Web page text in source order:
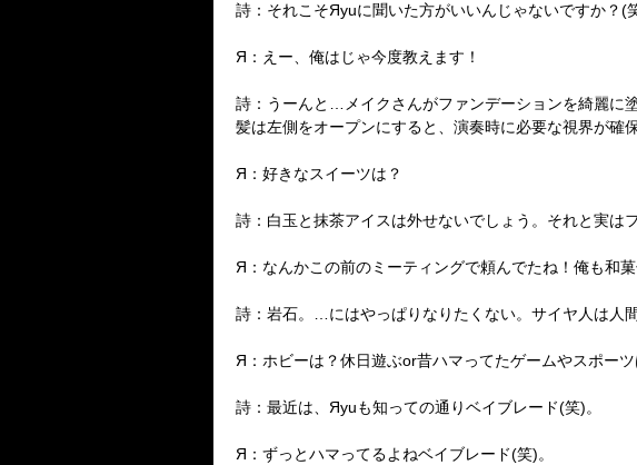
詩：それこそЯyuに聞いた方がいいんじゃないですか？(
Я：えー、俺はじゃ今度教えます！
詩：うーんと…メイクさんがファンデーションを綺麗に
髪は左側をオープンにすると、演奏時に必要な視界が確
Я：好きなスイーツは？
詩：白玉と抹茶アイスは外せないでしょう。それと実は
Я：なんかこの前のミーティングで頼んでたね！俺も和
詩：岩石。…にはやっぱりなりたくない。サイヤ人は人
Я：ホビーは？休日遊ぶor昔ハマってたゲームやスポーツ
詩：最近は、Яyuも知っての通りベイブレード(笑)。
Я：ずっとハマってるよねベイブレード(笑)。